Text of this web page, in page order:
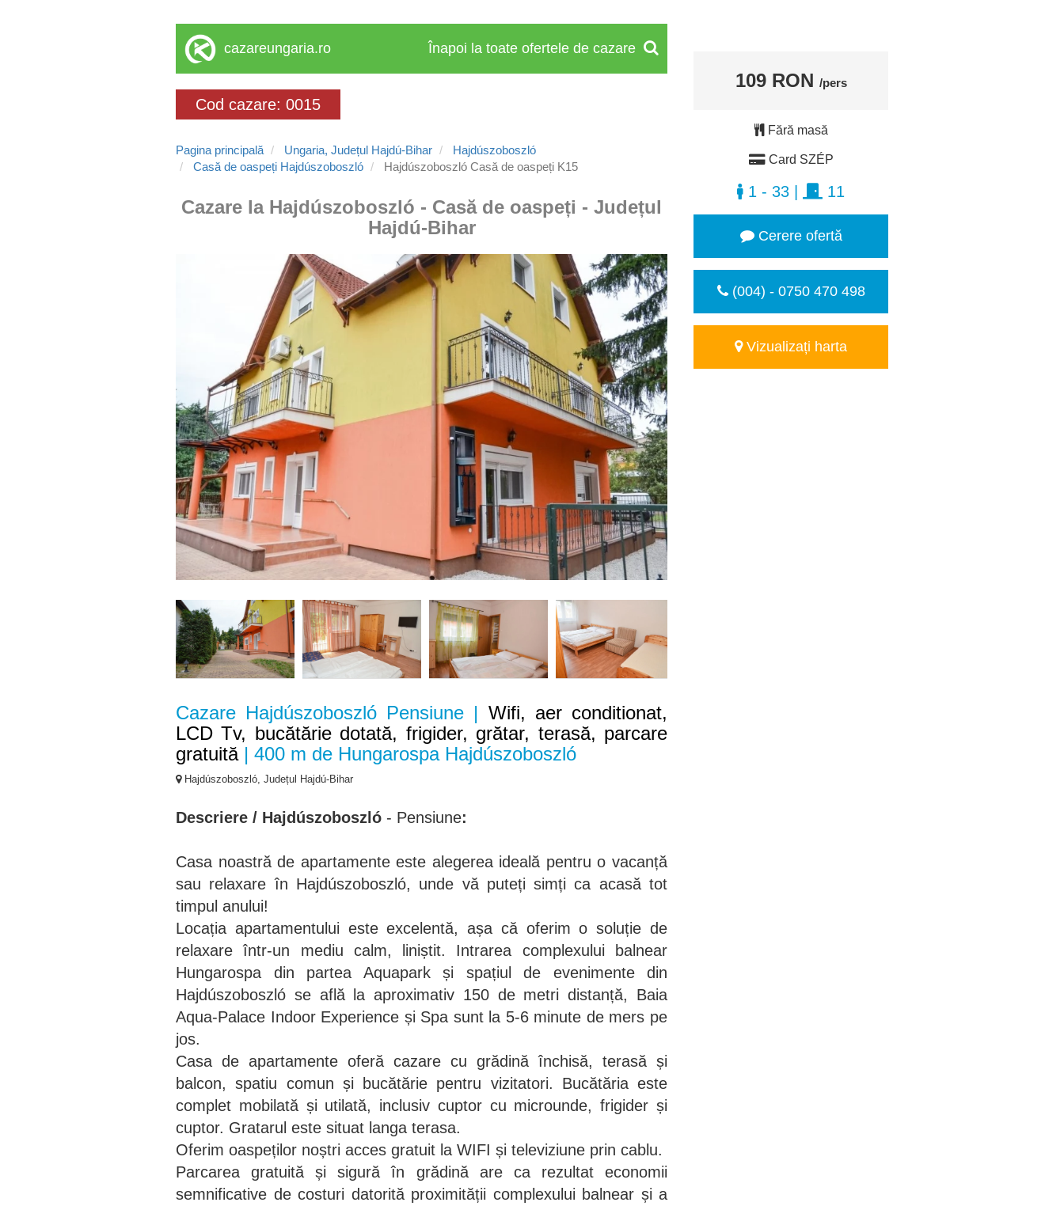
cazareungaria.ro Înapoi la toate ofertele de cazare
Cod cazare: 0015
Pagina principală Ungaria, Județul Hajdú-Bihar
Hajdúszoboszló
Casă de oaspeți Hajdúszoboszló
Hajdúszoboszló Casă de oaspeți K15
Cazare la Hajdúszoboszló - Casă de oaspeți - Județul
Hajdú-Bihar
Cazare Hajdúszoboszló Pensiune | Wifi, aer conditionat,
LCD Tv, bucătărie dotată, frigider, grătar, terasă, parcare
gratuită| 400 m de Hungarospa Hajdúszoboszló
Hajdúszoboszló, Județul Hajdú-Bihar
Descriere / Hajdúszoboszló - Pensiune:
Casa noastră de apartamente este alegerea ideală pentru o vacanță
sau relaxare în Hajdúszoboszló, unde vă puteți simți ca acasă tot
timpul anului!
Locația apartamentului este excelentă, așa că oferim o soluție de
relaxare într-un mediu calm, liniștit. Intrarea complexului balnear
Hungarospa din partea Aquapark și spațiul de evenimente din
Hajdúszoboszló se află la aproximativ 150 de metri distanță, Baia
Aqua-Palace Indoor Experience și Spa sunt la 5-6 minute de mers pe
jos.
Casa de apartamente oferă cazare cu grădină închisă, terasă și
balcon, spatiu comun și bucătărie pentru vizitatori. Bucătăria este
complet mobilată și utilată, inclusiv cuptor cu microunde, frigider și
cuptor. Gratarul este situat langa terasa.
Oferim oaspeților noștri acces gratuit la WIFI și televiziune prin cablu.
Parcarea gratuită și sigură în grădină are ca rezultat economii
semnificative de costuri datorită proximității complexului balnear și a
109 RON /pers
Fără masă
Card SZÉP
1 - 33 11
Cerere ofertă
(004) - 0750 470 498
Vizualizați harta